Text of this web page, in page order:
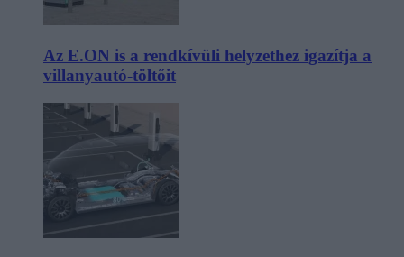
Az E.ON is a rendkívüli helyzethez igazítja a
villanyautó-töltőit